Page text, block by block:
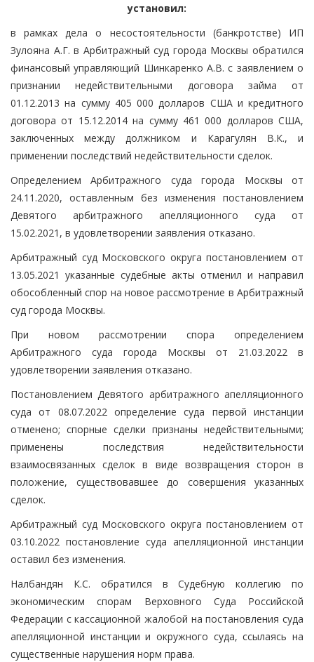
установил:
в рамках дела о несостоятельности (банкротстве) ИП
Зулояна А.Г. в Арбитражный суд города Москвы обратился
финансовый управляющий Шинкаренко А.В. с заявлением о
признании недействительными договора займа от
01.12.2013 на сумму 405 000 долларов США и кредитного
договора от 15.12.2014 на сумму 461 000 долларов США,
заключенных между должником и Карагулян В.К., и
применении последствий недействительности сделок.
Определением Арбитражного суда города Москвы от
24.11.2020, оставленным без изменения постановлением
Девятого арбитражного апелляционного суда от
15.02.2021, в удовлетворении заявления отказано.
Арбитражный суд Московского округа постановлением от
13.05.2021 указанные судебные акты отменил и направил
обособленный спор на новое рассмотрение в Арбитражный
суд города Москвы.
При новом рассмотрении спора определением
Арбитражного суда города Москвы от 21.03.2022 в
удовлетворении заявления отказано.
Постановлением Девятого арбитражного апелляционного
суда от 08.07.2022 определение суда первой инстанции
отменено; спорные сделки признаны недействительными;
применены последствия недействительности
взаимосвязанных сделок в виде возвращения сторон в
положение, существовавшее до совершения указанных
сделок.
Арбитражный суд Московского округа постановлением от
03.10.2022 постановление суда апелляционной инстанции
оставил без изменения.
Налбандян К.С. обратился в Судебную коллегию по
экономическим спорам Верховного Суда Российской
Федерации с кассационной жалобой на постановления суда
апелляционной инстанции и окружного суда, ссылаясь на
существенные нарушения норм права.